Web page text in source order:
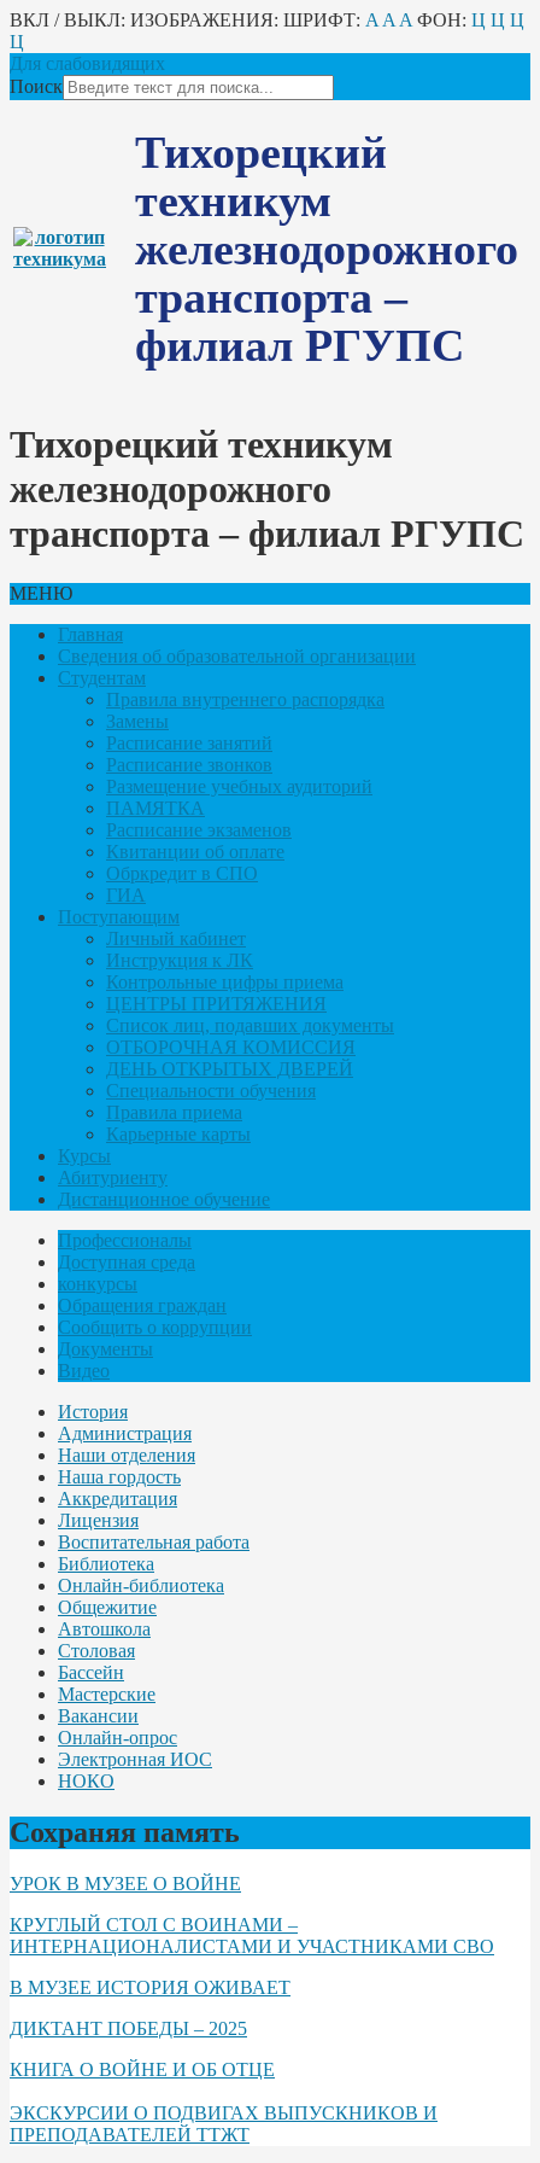
ВКЛ / ВЫКЛ: ИЗОБРАЖЕНИЯ: ШРИФТ: A A A ФОН: Ц Ц Ц
Ц
Для слабовидящих
Поиск
Тихорецкий
техникум
железнодорожного
транспорта –
филиал РГУПС
Тихорецкий техникум
железнодорожного
транспорта – филиал РГУПС
МЕНЮ
Главная
Сведения об образовательной организации
Студентам
Правила внутреннего распорядка
Замены
Расписание занятий
Расписание звонков
Размещение учебных аудиторий
ПАМЯТКА
Расписание экзаменов
Квитанции об оплате
Обркредит в СПО
ГИА
Поступающим
Личный кабинет
Инструкция к ЛК
Контрольные цифры приема
ЦЕНТРЫ ПРИТЯЖЕНИЯ
Список лиц, подавших документы
ОТБОРОЧНАЯ КОМИССИЯ
ДЕНЬ ОТКРЫТЫХ ДВЕРЕЙ
Специальности обучения
Правила приема
Карьерные карты
Курсы
Абитуриенту
Дистанционное обучение
Профессионалы
Доступная среда
конкурсы
Обращения граждан
Сообщить о коррупции
Документы
Видео
История
Администрация
Наши отделения
Наша гордость
Аккредитация
Лицензия
Воспитательная работа
Библиотека
Онлайн-библиотека
Общежитие
Автошкола
Столовая
Бассейн
Мастерские
Вакансии
Онлайн-опрос
Электронная ИОС
НОКО
Сохраняя память
УРОК В МУЗЕЕ О ВОЙНЕ
КРУГЛЫЙ СТОЛ С ВОИНАМИ –
ИНТЕРНАЦИОНАЛИСТАМИ И УЧАСТНИКАМИ СВО
В МУЗЕЕ ИСТОРИЯ ОЖИВАЕТ
ДИКТАНТ ПОБЕДЫ – 2025
КНИГА О ВОЙНЕ И ОБ ОТЦЕ
ЭКСКУРСИИ О ПОДВИГАХ ВЫПУСКНИКОВ И
ПРЕПОДАВАТЕЛЕЙ ТТЖТ